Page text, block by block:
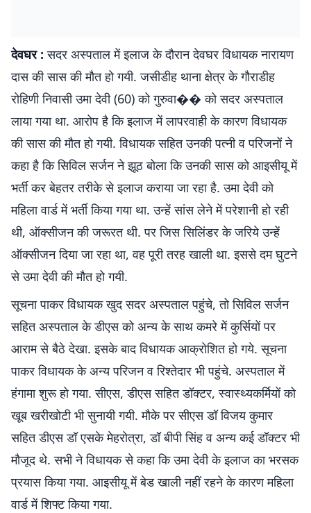
देवघर :सदर अस्पताल में इलाज के दौरान देवघर विधायक नारायण
दास की सास की मौत हो गयी. जसीडीह थाना क्षेत्र के गौराडीह
रोहिणी निवासी उमा देवी (60) को गुरुवा�� को सदर अस्पताल
लाया गया था. आरोप है कि इलाज में लापरवाही के कारण विधायक
की सास की मौत हो गयी. विधायक सहित उनकी पत्नी व परिजनों ने
कहा है कि सिविल सर्जन ने झूठ बोला कि उनकी सास को आइसीयू में
भर्ती कर बेहतर तरीके से इलाज कराया जा रहा है. उमा देवी को
महिला वार्ड में भर्ती किया गया था. उन्हें सांस लेने में परेशानी हो रही
थी, ऑक्सीजन की जरूरत थी. पर जिस सिलिंडर के जरिये उन्हें
ऑक्सीजन दिया जा रहा था, वह पूरी तरह खाली था. इससे दम घुटने
से उमा देवी की मौत हो गयी.
सूचना पाकर विधायक खुद सदर अस्पताल पहुंचे, तो सिविल सर्जन
सहित अस्पताल के डीएस को अन्य के साथ कमरे में कुर्सियों पर
आराम से बैठे देखा. इसके बाद विधायक आक्रोशित हो गये. सूचना
पाकर विधायक के अन्य परिजन व रिश्तेदार भी पहुंचे. अस्पताल में
हंगामा शुरू हो गया. सीएस, डीएस सहित डॉक्टर, स्वास्थ्यकर्मियों को
खूब खरीखोटी भी सुनायी गयी. मौके पर सीएस डॉ विजय कुमार
सहित डीएस डॉ एसके मेहरोत्रा, डॉ बीपी सिंह व अन्य कई डॉक्टर भी
मौजूद थे. सभी ने विधायक से कहा कि उमा देवी के इलाज का भरसक
प्रयास किया गया. आइसीयू में बेड खाली नहीं रहने के कारण महिला
वार्ड में शिफ्ट किया गया.